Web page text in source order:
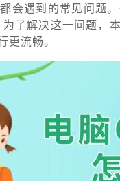
会遇到的常见问题
了解决这一问题，
流畅。